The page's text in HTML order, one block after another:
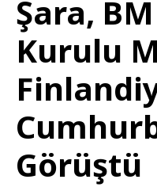
Şara,
Kurulu
Görüştü